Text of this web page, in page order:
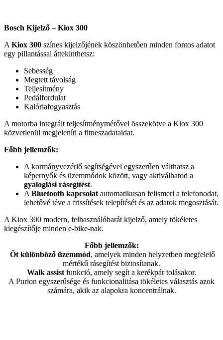
Bosch Kijelző – Kiox 300
A Kiox 300 színes kijelzőjének köszönhetően minden fontos adatot
egy pillantással áttekinthetsz:
Sebesség
Megtett távolság
Teljesítmény
Pedálfordulat
Kalóriafogyasztás
A motorba integrált teljesítménymérővel összekötve a Kiox 300
közvetlenül megjeleníti a fitneszadataidat.
Főbb jellemzők:
A kormányvezérlő segítségével egyszerűen válthatsz a
képernyők és üzemmódok között, vagy aktiválhatod a
gyaloglási rásegítést.
A Bluetooth kapcsolat automatikusan felismeri a telefonodat,
lehetővé téve a frissítések telepítését és az adatok megosztását.
A Kiox 300 modern, felhasználóbarát kijelző, amely tökéletes
kiegészítője minden e-bike-nak.
Főbb jellemzők:
Öt különböző üzemmód, amelyek minden helyzetben megfelelő
mértékű rásegítést biztosítanak.
Walk assist funkció, amely segít a kerékpár tolásakor.
A Purion egyszerűsége és funkcionalitása tökéletes választás azok
számára, akik az alapokra koncentrálnak.